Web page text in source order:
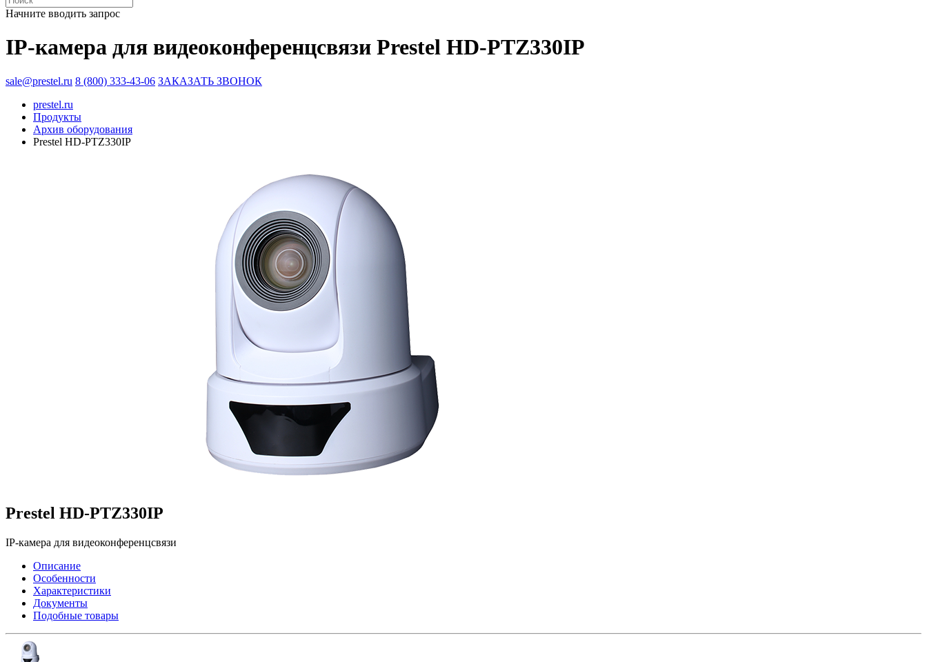
Начните вводить запрос
IP-камера для видеоконференцсвязи Prestel HD-PTZ330IP
sale@prestel.ru 8 (800) 333-43-06 ЗАКАЗАТЬ ЗВОНОК
prestel.ru
Продукты
Архив оборудования
Prestel HD-PTZ330IP
Prestel HD-PTZ330IP
IP-камера для видеоконференцсвязи
Описание
Особенности
Характеристики
Документы
Подобные товары